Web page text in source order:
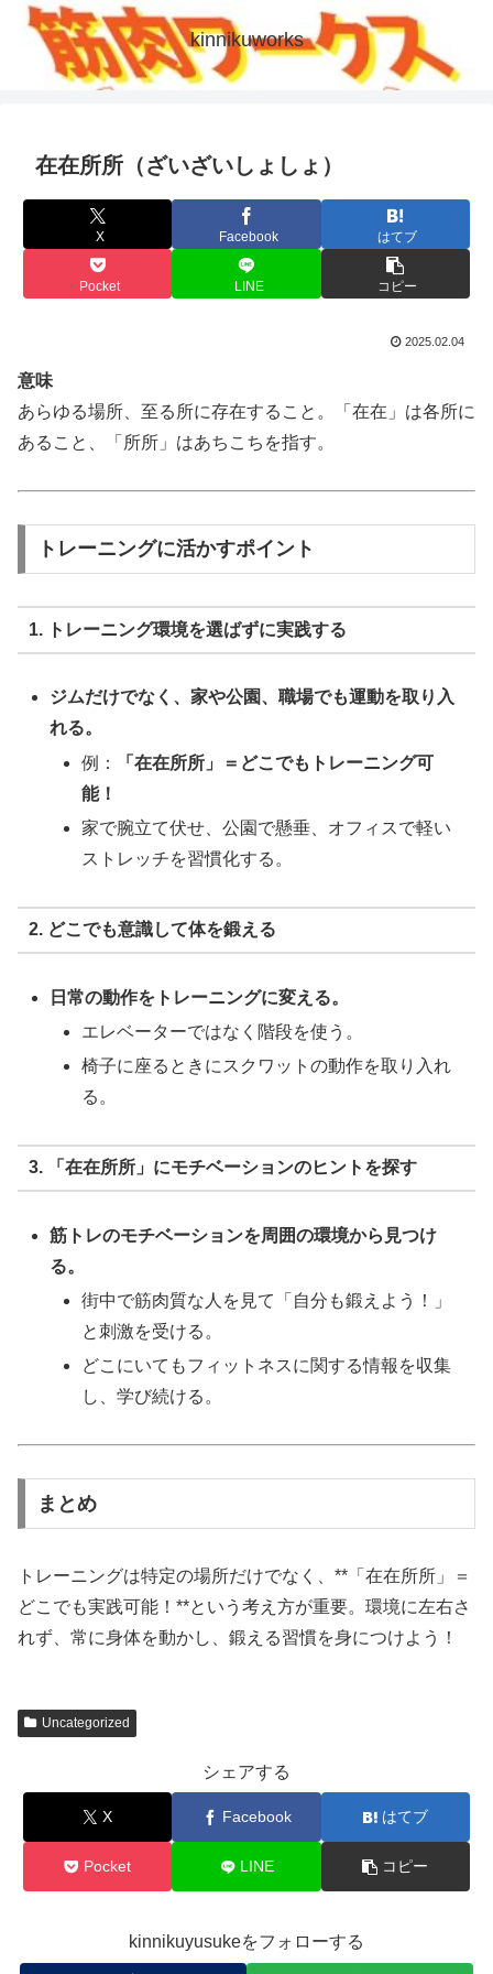
kinnikuworks
在在所所（ざいざいしょしょ）
X Facebook はてブ
Pocket LINE コピー
2025.02.04
意味
あらゆる場所、至る所に存在すること。「在在」は各所に
あること、「所所」はあちこちを指す。
トレーニングに活かすポイント
1. トレーニング環境を選ばずに実践する
ジムだけでなく、家や公園、職場でも運動を取り入
れる。
例：
「在在所所」＝どこでもトレーニング可
能！
家で腕立て伏せ、公園で懸垂、オフィスで軽い
ストレッチを習慣化する。
2. どこでも意識して体を鍛える
日常の動作をトレーニングに変える。
エレベーターではなく階段を使う。
椅子に座るときにスクワットの動作を取り入れ
る。
3. 「在在所所」にモチベーションのヒントを探す
筋トレのモチベーションを周囲の環境から見つけ
る。
街中で筋肉質な人を見て「自分も鍛えよう！」
と刺激を受ける。
どこにいてもフィットネスに関する情報を収集
し、学び続ける。
まとめ
トレーニングは特定の場所だけでなく、**「在在所所」＝
どこでも実践可能！**という考え方が重要。環境に左右さ
れず、常に身体を動かし、鍛える習慣を身につけよう！
Uncategorized
シェアする
X Facebook はてブ
Pocket LINE コピー
kinnikuyusukeをフォローする